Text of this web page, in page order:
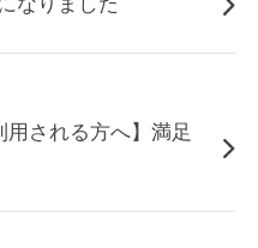
なりました
用される方へ】満足